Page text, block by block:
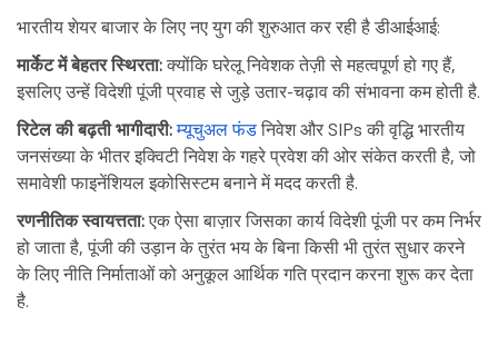
भारतीय शेयर बाजार के लिए नए युग की शुरुआत कर रही है डीआईआई:
मार्केट में बेहतर स्थिरता: क्योंकि घरेलू निवेशक तेज़ी से महत्वपूर्ण हो गए हैं,
इसलिए उन्हें विदेशी पूंजी प्रवाह से जुड़े उतार-चढ़ाव की संभावना कम होती है.
रिटेल की बढ़ती भागीदारी: म्यूचुअल फंड निवेश और SIPs की वृद्धि भारतीय
जनसंख्या के भीतर इक्विटी निवेश के गहरे प्रवेश की ओर संकेत करती है, जो
समावेशी फाइनेंशियल इकोसिस्टम बनाने में मदद करती है.
रणनीतिक स्वायत्तता: एक ऐसा बाज़ार जिसका कार्य विदेशी पूंजी पर कम निर्भर
हो जाता है, पूंजी की उड़ान के तुरंत भय के बिना किसी भी तुरंत सुधार करने
के लिए नीति निर्माताओं को अनुकूल आर्थिक गति प्रदान करना शुरू कर देता
है.